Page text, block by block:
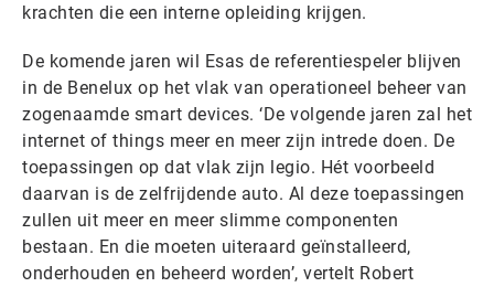
krachten die een interne opleiding krijgen.
De komende jaren wil Esas de referentiespeler blijven
in de Benelux op het vlak van operationeel beheer van
zogenaamde smart devices. ‘De volgende jaren zal het
internet of things meer en meer zijn intrede doen. De
toepassingen op dat vlak zijn legio. Hét voorbeeld
daarvan is de zelfrijdende auto. Al deze toepassingen
zullen uit meer en meer slimme componenten
bestaan. En die moeten uiteraard geïnstalleerd,
onderhouden en beheerd worden’, vertelt Robert